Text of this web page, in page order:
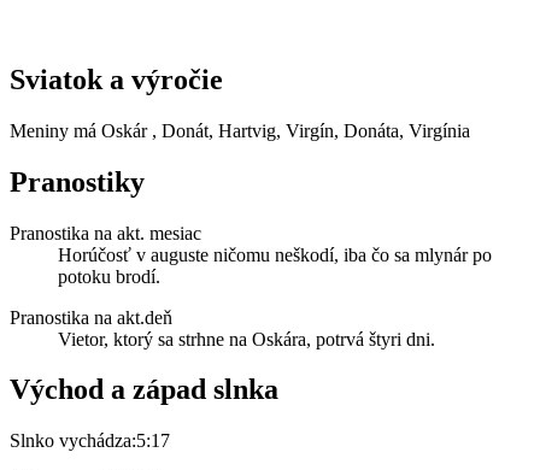
Sviatok a výročie
Meniny má Oskár , Donát, Hartvig, Virgín, Donáta, Virgínia
Pranostiky
Pranostika na akt. mesiac
Horúčosť v auguste ničomu neškodí, iba čo sa mlynár po
potoku brodí.
Pranostika na akt.deň
Vietor, ktorý sa strhne na Oskára, potrvá štyri dni.
Východ a západ slnka
Slnko vychádza:5:17